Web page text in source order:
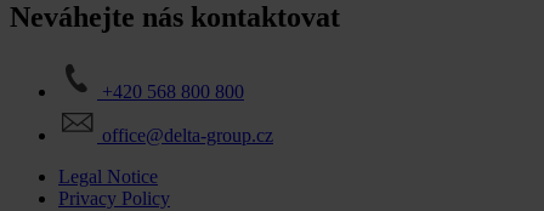
Neváhejte nás kontaktovat
+420 568 800 800
office@delta-group.cz
Legal Notice
Privacy Policy